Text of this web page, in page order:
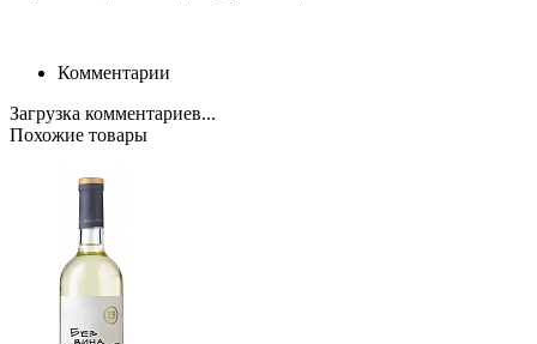
Комментарии
Загрузка комментариев...
Похожие товары